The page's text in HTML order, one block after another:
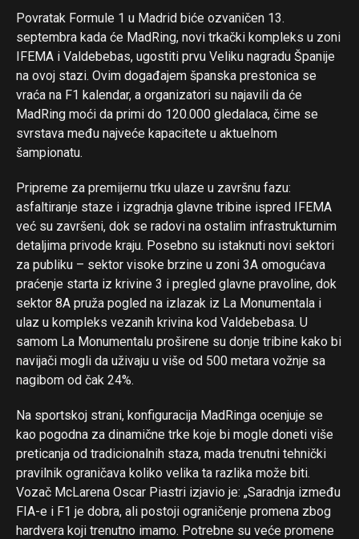
Povratak Formule 1 u Madrid biće ozvaničen 13.
septembra kada će MadRing, novi trkački kompleks u zoni
IFEMA i Valdebebas, ugostiti prvu Veliku nagradu Španije
na ovoj stazi. Ovim događajem španska prestonica se
vraća na F1 kalendar, a organizatori su najavili da će
MadRing moći da primi do 120.000 gledalaca, čime se
svrstava među najveće kapacitete u aktuelnom
šampionatu.
Pripreme za premijernu trku ulaze u završnu fazu:
asfaltiranje staze i izgradnja glavne tribine ispred IFEMA
već su završeni, dok se radovi na ostalim infrastrukturnim
detaljima privode kraju. Posebno su istaknuti novi sektori
za publiku – sektor visoke brzine u zoni 3A omogućava
praćenje starta iz krivine 3 i pregled glavne pravoline, dok
sektor 8A pruža pogled na izlazak iz La Monumentala i
ulaz u kompleks vezanih krivina kod Valdebebasa. U
samom La Monumentalu proširene su donje tribine kako bi
navijači mogli da uživaju u više od 500 metara vožnje sa
nagibom od čak 24%.
Na sportskoj strani, konfiguracija MadRinga ocenjuje se
kao pogodna za dinamične trke koje bi mogle doneti više
preticanja od tradicionalnih staza, mada trenutni tehnički
pravilnik ograničava koliko velika ta razlika može biti.
Vozač McLarena Oscar Piastri izjavio je: „Saradnja između
FIA-e i F1 je dobra, ali postoji ograničenje promena zbog
hardvera koji trenutno imamo. Potrebne su veće promene